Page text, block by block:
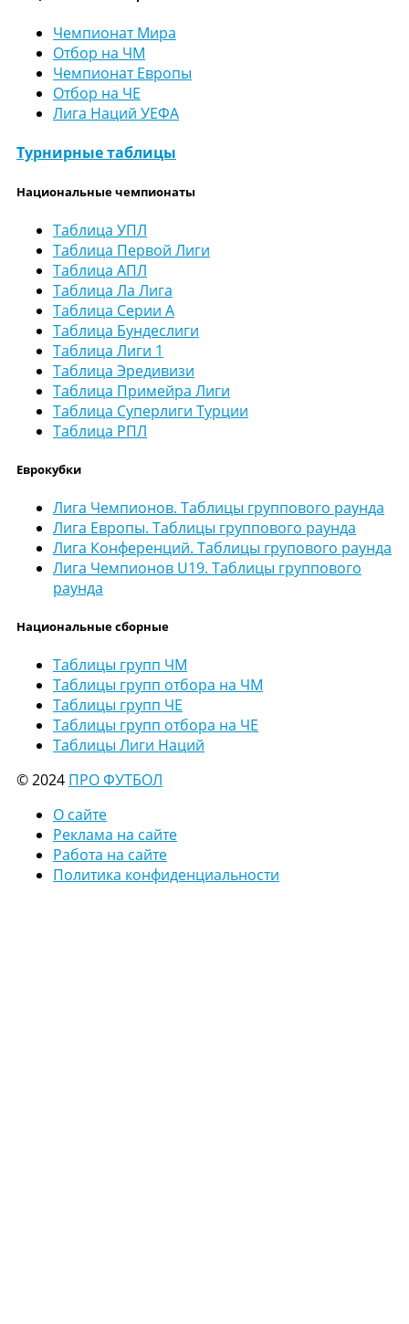
Чемпионат Мира
Отбор на ЧМ
Чемпионат Европы
Отбор на ЧЕ
Лига Наций УЕФА
Турнирные таблицы
Национальные чемпионаты
Таблица УПЛ
Таблица Первой Лиги
Таблица АПЛ
Таблица Ла Лига
Таблица Серии А
Таблица Бундеслиги
Таблица Лиги 1
Таблица Эредивизи
Таблица Примейра Лиги
Таблица Суперлиги Турции
Таблица РПЛ
Еврокубки
Лига Чемпионов. Таблицы группового раунда
Лига Европы. Таблицы группового раунда
Лига Конференций. Таблицы групового раунда
Лига Чемпионов U19. Таблицы группового
раунда
Национальные сборные
Таблицы групп ЧМ
Таблицы групп отбора на ЧМ
Таблицы групп ЧЕ
Таблицы групп отбора на ЧЕ
Таблицы Лиги Наций
© 2024 ПРО ФУТБОЛ
О сайте
Реклама на сайте
Работа на сайте
Политика конфиденциальности